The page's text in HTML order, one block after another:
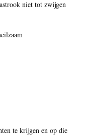
niet tot zwijgen
te krijgen en op die